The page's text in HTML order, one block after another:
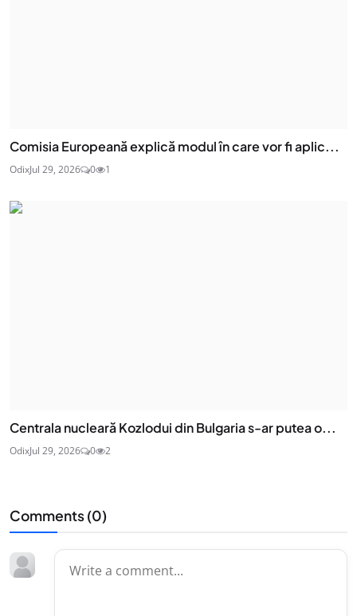
Comisia Europeană explică modul în care vor fi aplic...
OdixJul 29, 2026 0 1
Centrala nucleară Kozlodui din Bulgaria s-ar putea o...
OdixJul 29, 2026 0 2
Comments (0)